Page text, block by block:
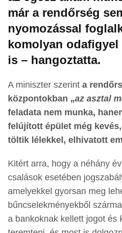
már a rendőrség
nyomozással
komolyan odafigyel
is – hangoztatta.
A miniszter szerint a
központokban „az asztal
feladata nem munka,
felújított épület még
töltik lélekkel, elhivatott
Kitért arra, hogy a néhány
csalások esetében
amelyekkel gyorsan meg
bűncselekményekből
a bankoknak kellett jogot és